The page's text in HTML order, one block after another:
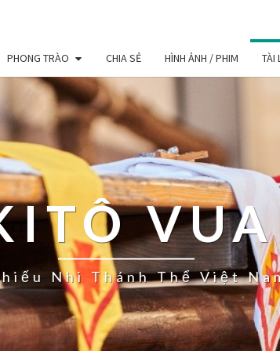
PHONG TRÀO CHIA SẺ HÌNH ẢNH / PHIM TÀI
VUA
Nhi Thánh Thể Việt